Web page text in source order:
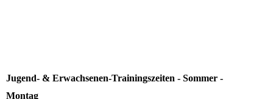
Jugend- & Erwachsenen-Trainingszeiten - Sommer -
Montag